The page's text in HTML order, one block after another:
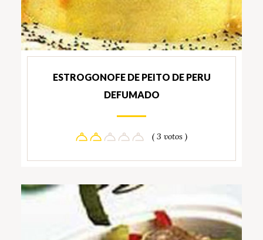
ESTROGONOFE DE PEITO DE PERU
DEFUMADO
( 3 votos )